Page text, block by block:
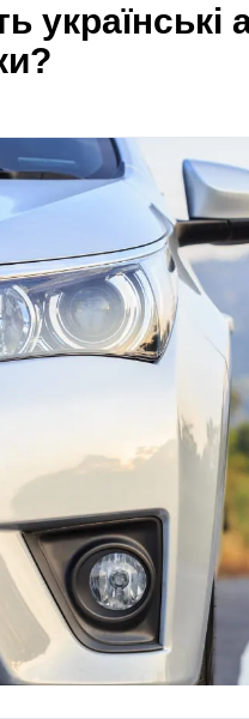
українські